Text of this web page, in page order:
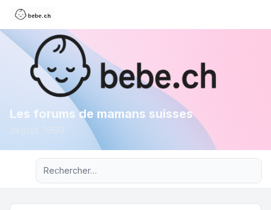
Les forums de mamans suisses
Recherche avancée